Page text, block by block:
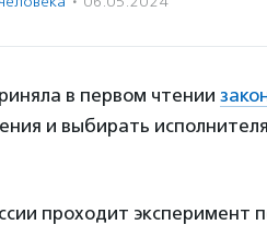
в первом чтении
и выбирать
проходит эксперимент